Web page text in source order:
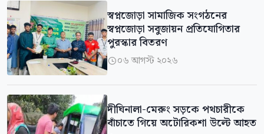
স্বপ্নজোড়া সামাজিক সংগঠনের
স্বপ্নজোড়া সবুজায়ন প্রতিযোগিতার
পুরস্কার বিতরণ
০৬ আগস্ট ২০২৬
দীঘিনালা-মেরুং সড়কে পথচারীকে
বাঁচাতে গিয়ে অটোরিকশা উল্টে আহত